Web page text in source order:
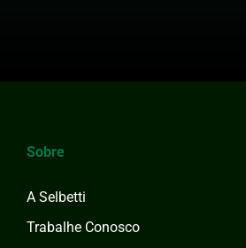
Sobre
A Selbetti
Trabalhe Conosco